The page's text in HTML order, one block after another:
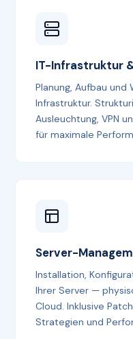
IT-Infrastruktur
Planung, Aufbau
Infrastruktur.
Ausleuchtung, VPN
für maximale
Server-
Installation,
Ihrer Server —
Cloud. Inklusive
Strategien und